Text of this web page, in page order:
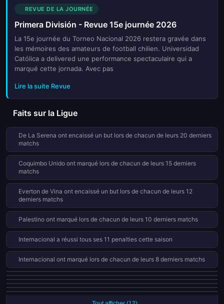
REVUE DE LA JOURNÉE
Primera División - Revue 15e journée 2026
La 15e journée du Torneo Nacional 2026 restera gravée dans
les mémoires des amateurs de football chilien. Universidad
Católica a delivered une performance spectaculaire qui a
marqué cette jornada. Avec pas
Lire la suite Revue
Faits sur la Ligue
De La Serena ont encaissé un but lors de chacun de leurs 20 derniers
matchs
Coquimbo Unido ont marqué lors de chacun de leurs 15 derniers
matchs
Everton de Vina ont encaissé un but lors de chacun de leurs 12
derniers matchs
Palestino ont marqué lors de chacun de leurs 10 derniers matchs
Internacional a réussi tous ses 11 penalties cette saison
Internacional ont marqué lors de chacun de leurs 8 derniers matchs
Université de Chile a reçu 9 cartons rouges cette saison en 30 matchs
Everton de Vina a reçu 9 cartons rouges cette saison en 30 matchs
Nublense a reçu 9 cartons rouges cette saison en 30 matchs
Deportes Limache a reçu 9 cartons rouges cette saison en 30 matchs
Colo Colo a réussi tous ses 8 penalties cette saison